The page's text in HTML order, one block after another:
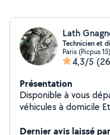
Lath
Technicien et
Paris (Picpus 15)
4,3/5
Présentation
Disponible à vous
véhicules à domicile Et dans un garage pour les week-
Dernier avis laissé